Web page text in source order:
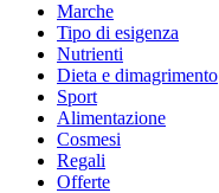
Marche
Tipo di esigenza
Nutrienti
Dieta e dimagrimento
Sport
Alimentazione
Cosmesi
Regali
Offerte